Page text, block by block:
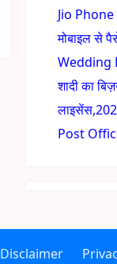
Jio
मोबाइल से
Wedding
शादी का
Post
Disclaimer